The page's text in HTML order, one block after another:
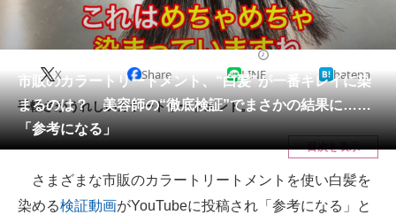
教育・育児
リサーチ
会員記事
メディア
注目記事を集めた総合ページ
ITの今と未来を見通す
市販のカラートリートメント、“白髪”が一番キレイに染
まるのは？ 美容師の“徹底検証”でまさかの結果に……
「参考になる」
X Share LINE hatena
手軽さがうれしいカラートリートメント。
目次を表示
さまざまな市販のカラートリートメントを使い白髪を
染める検証動画がYouTubeに投稿され「参考になる」と